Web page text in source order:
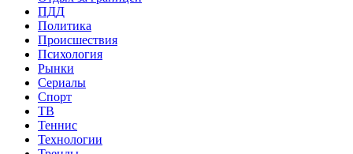
ПДД
Политика
Происшествия
Психология
Рынки
Сериалы
Спорт
ТВ
Теннис
Технологии